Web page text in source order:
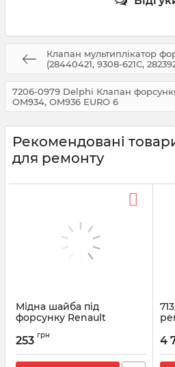
Клапан мультиплікатор
(28440421, 9308-621C,
7206-0979 Delphi Клапан
OM934, OM936 EURO 6
Рекомендовані
для ремонту
Мідна шайба під
форсунку Renault
9001-850C Delphi
Артикул: 9001-850C
253 грн 4